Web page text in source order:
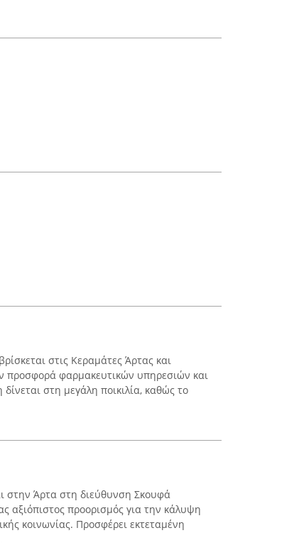
στις Κεραμάτες Άρτας και
προσφορά φαρμακευτικών υπηρεσιών και
στη μεγάλη ποικιλία, καθώς το
στην Άρτα στη διεύθυνση Σκουφά
αξιόπιστος προορισμός για την κάλυψη
κοινωνίας. Προσφέρει εκτεταμένη